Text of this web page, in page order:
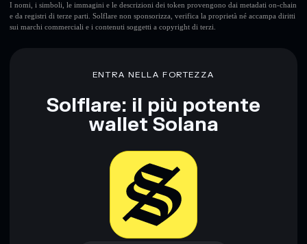
I nomi, i simboli, le immagini e le descrizioni dei token provengono dai metadati on-chain
e da registri di terze parti. Solflare non sponsorizza, verifica la proprietà né accampa diritti
sui marchi commerciali e i contenuti soggetti a copyright di terzi.
ENTRA NELLA FORTEZZA
Solflare: il più potente
wallet Solana
Scarica ora